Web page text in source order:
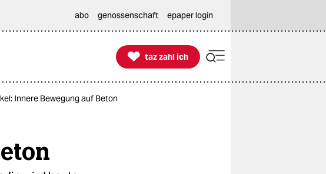
abo genossenschaft epaper login

taz zahl ich
taz zahl ich
Innere Bewegung auf Beton